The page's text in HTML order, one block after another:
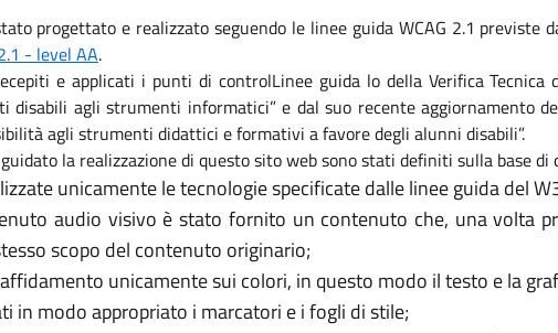
progettato e realizzato seguendo le linee guida WCAG 2.1
- level AA.
e applicati i punti di controlLinee guida lo della Verifica
disabili agli strumenti informatici” e dal suo recente aggiornamento
agli strumenti didattici e formativi a favore degli alunni disabili”.
la realizzazione di questo sito web sono stati definiti sulla base
unicamente le tecnologie specificate dalle linee guida del
audio visivo è stato fornito un contenuto che, una volta
scopo del contenuto originario;
unicamente sui colori, in questo modo il testo e la
in modo appropriato i marcatori e i fogli di stile;